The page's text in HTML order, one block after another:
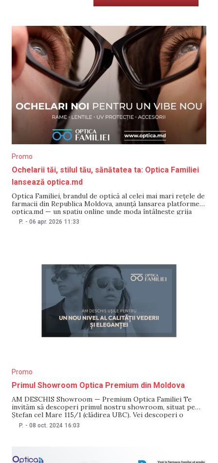
Promo
Ochelarii tăi, stilul tău, sănătatea ta: Optica Familiei
lansează optica.md
Optica Familiei, brandul de optică al celei mai mari rețele de
farmacii din Republica Moldova, anunță lansarea platformei
optica.md — un spațiu online unde moda întâlnește grija
pentru sănătatea vederii. De acum, oricine din Moldova
poate accesa într-un singur loc colecții fashion de rame și
P. - 06 apr. 2026 11:33
Promo
Primul Showroom Optica Premium din Moldova
AM DESCHIS Showroom — Premium Optica Familiei Te
invităm să descoperi primul nostru showroom, situat pe
Ștefan cel Mare 115/1 (clădirea UBC). Vei descoperi o
selecție impresionantă și o gamă vastă de ochelari de la cele
P. - 08 oct. 2024 16:03